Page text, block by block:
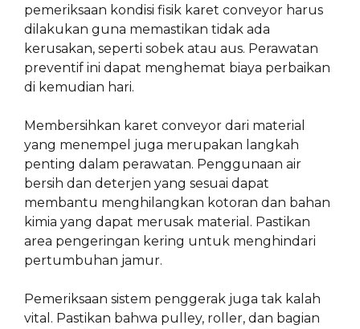
pemeriksaan kondisi fisik karet conveyor harus
dilakukan guna memastikan tidak ada
kerusakan, seperti sobek atau aus. Perawatan
preventif ini dapat menghemat biaya perbaikan
di kemudian hari.
Membersihkan karet conveyor dari material
yang menempel juga merupakan langkah
penting dalam perawatan. Penggunaan air
bersih dan deterjen yang sesuai dapat
membantu menghilangkan kotoran dan bahan
kimia yang dapat merusak material. Pastikan
area pengeringan kering untuk menghindari
pertumbuhan jamur.
Pemeriksaan sistem penggerak juga tak kalah
vital. Pastikan bahwa pulley, roller, dan bagian